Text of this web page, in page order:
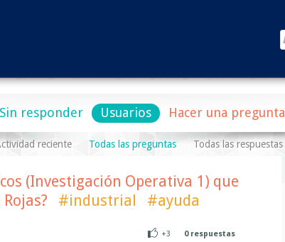
Sin responder Usuarios Hacer una pregunta
reciente Todas las preguntas Todas las respuestas
(Investigación Operativa 1) que
#industrial
#ayuda
+3 0respuestas